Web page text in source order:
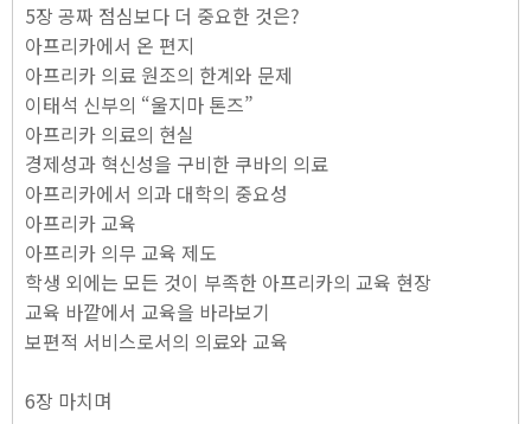
5장 공짜 점심보다 더 중요한 것은?
아프리카에서 온 편지
아프리카 의료 원조의 한계와 문제
이태석 신부의 “울지마 톤즈”
아프리카 의료의 현실
경제성과 혁신성을 구비한 쿠바의 의료
아프리카에서 의과 대학의 중요성
아프리카 교육
아프리카 의무 교육 제도
학생 외에는 모든 것이 부족한 아프리카의 교육 현장
교육 바깥에서 교육을 바라보기
보편적 서비스로서의 의료와 교육
6장 마치며